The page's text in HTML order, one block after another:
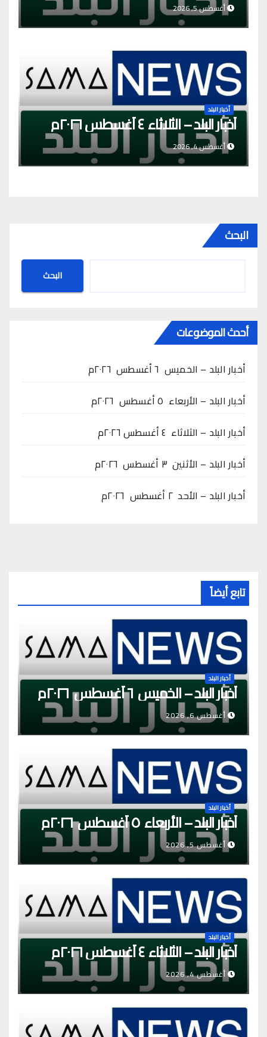
أغسطس 5, 2026
أخبار البلد
أخبار البلد – الثلاثاء ٤ أغسطس ٢٠٢٦م
أغسطس 4, 2026
البحث
البحث
أحدث الموضوعات
أخبار البلد – الخميس ٦ أغسطس ٢٠٢٦م
أخبار البلد – الأربعاء ٥ أغسطس ٢٠٢٦م
أخبار البلد – الثلاثاء ٤ أغسطس ٢٠٢٦م
أخبار البلد – الأثنين ٣ أغسطس ٢٠٢٦م
أخبار البلد – الأحد ٢ أغسطس ٢٠٢٦م
تابع أيضاً
أخبار البلد
أخبار البلد – الخميس ٦ أغسطس ٢٠٢٦م
أغسطس 6, 2026
أخبار البلد
أخبار البلد – الأربعاء ٥ أغسطس ٢٠٢٦م
أغسطس 5, 2026
أخبار البلد
أخبار البلد – الثلاثاء ٤ أغسطس ٢٠٢٦م
أغسطس 4, 2026